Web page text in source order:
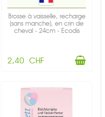
Brosse à vaisselle, recharge
(sans manche), en crin de
cheval - 24cm - Ecodis
2,40 CHF